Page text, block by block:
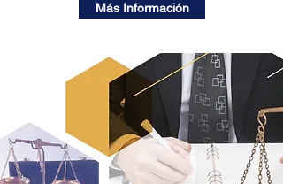
Más Información